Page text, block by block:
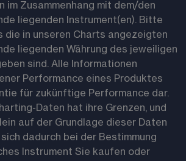
im Zusammenhang mit dem/den
liegenden Instrument(en). Bitte
die in unseren Charts angezeigten
liegenden Währung des jeweiligen
sind. Alle Informationen
Performance eines Produktes
für zukünftige Performance dar.
Daten hat ihre Grenzen, und
auf der Grundlage dieser Daten
dadurch bei der Bestimmung
Instrument Sie kaufen oder